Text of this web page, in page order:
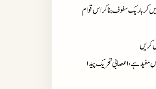
کر باریک سفوف بنا کر اس قوام
کریں
ہے، اعصابی تحریک پیدا